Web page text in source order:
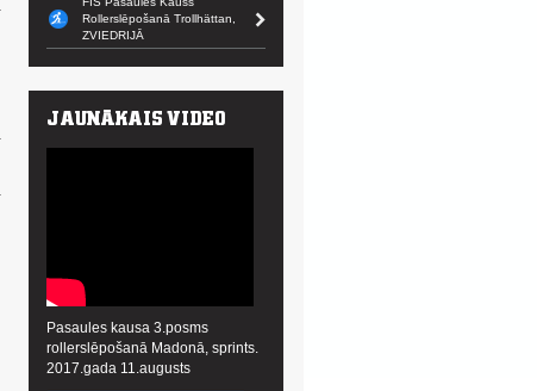
Rollerslēpošanā Trollhättan,
ZVIEDRIJĀ
Pasaules kausa 3.posms
rollerslēpošanā Madonā, sprints.
2017.gada 11.augusts